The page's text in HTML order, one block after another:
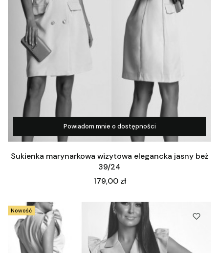
Zobacz produkt
Powiadom mnie o dostępności
Sukienka marynarkowa wizytowa elegancka jasny beż
39/24
Cena
179,00 zł
Nowość